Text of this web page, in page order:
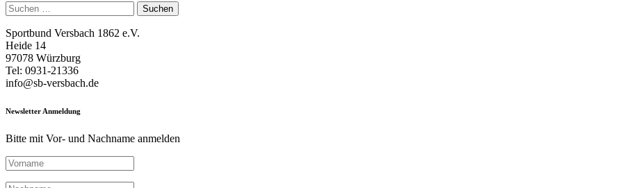
Suchen
nach:
Sportbund Versbach 1862 e.V.
Heide 14
97078 Würzburg
Tel: 0931-21336
info@sb-versbach.de
Newsletter Anmeldung
Bitte mit Vor- und Nachname anmelden